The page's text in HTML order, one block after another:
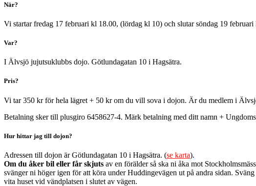
När?
Vi startar fredag 17 februari kl 18.00, (lördag kl 10) och slutar söndag 19 februari
Var?
I Älvsjö jujutsuklubbs dojo. Götlundagatan 10 i Hagsätra.
Pris?
Vi tar 350 kr för hela lägret + 50 kr om du vill sova i dojon. Är du medlem i
Betalning sker till plusgiro 6458627-4. Märk betalning med ditt namn +
Hur hittar jag till dojon?
Adressen till dojon är Götlundagatan 10 i Hagsätra. (se karta).
Om du åker bil eller får skjuts av en förälder så ska ni åka mot
svänger ni höger igen för att köra under Huddingevägen ut på andra sidan.
vita huset vid vändplatsen i slutet av vägen.